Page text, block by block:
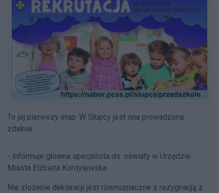
To jej pierwszy etap. W Słupcy jest ona prowadzona
zdalnie.
- informuje główna specjalista ds. oświaty w Urzędzie
Miasta Elżbieta Kordylewska.
Nie złożenie deklaracji jest równoznaczne z rezygnacją z